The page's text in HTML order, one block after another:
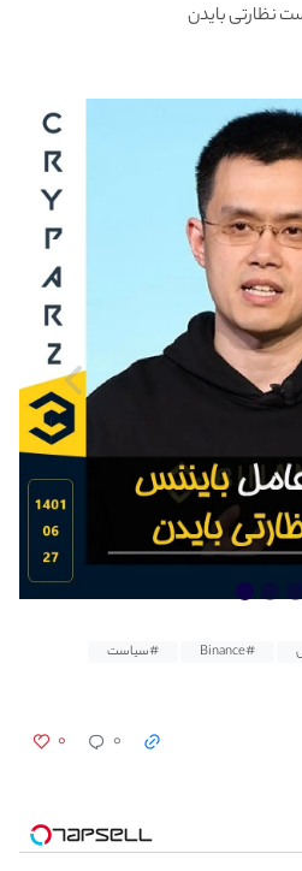
نظارتی بایدن
#Binance
#سیاست
۰ ۰